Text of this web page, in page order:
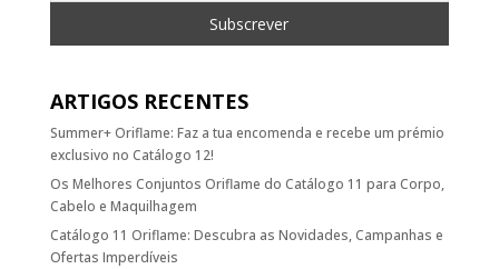
ARTIGOS RECENTES
Summer+ Oriflame: Faz a tua encomenda e recebe um prémio
exclusivo no Catálogo 12!
Os Melhores Conjuntos Oriflame do Catálogo 11 para Corpo,
Cabelo e Maquilhagem
Catálogo 11 Oriflame: Descubra as Novidades, Campanhas e
Ofertas Imperdíveis